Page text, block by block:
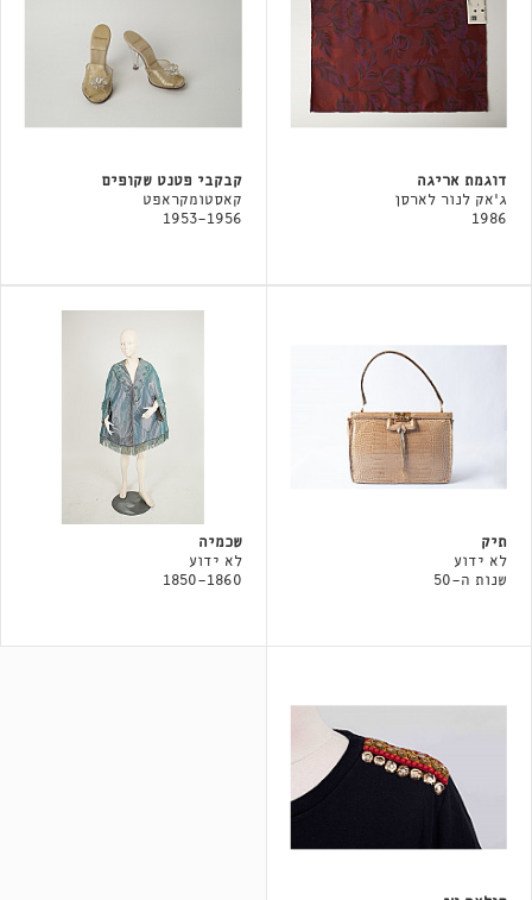
דוגמת אריגה
ג'אק לנור לארסן
1986
קבקבי פטנט שקופים
קאסטומקראפט
1953-1956
תיק
לא ידוע
שנות ה-50
שכמיה
לא ידוע
1850-1860